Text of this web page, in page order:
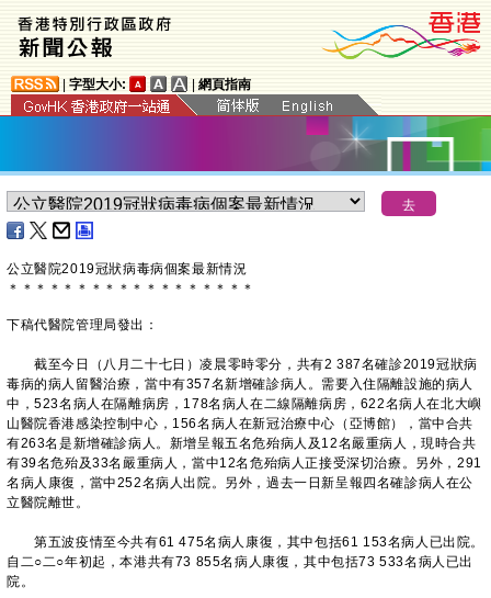
字型大小: 網頁指南
公立醫院2019冠狀病毒病個案最新情況
＊ ＊ ＊ ＊ ＊ ＊ ＊ ＊ ＊ ＊ ＊ ＊ ＊ ＊ ＊ ＊ ＊ ＊
下稿代醫院管理局發出：
截至今日（八月二十七日）凌晨零時零分，共有2 387名確診2019冠狀病
毒病的病人留醫治療，當中有357名新增確診病人。需要入住隔離設施的病人
中，523名病人在隔離病房，178名病人在二線隔離病房，622名病人在北大嶼
山醫院香港感染控制中心，156名病人在新冠治療中心（亞博館），當中合共
有263名是新增確診病人。新增呈報五名危殆病人及12名嚴重病人，現時合共
有39名危殆及33名嚴重病人，當中12名危殆病人正接受深切治療。另外，291
名病人康復，當中252名病人出院。另外，過去一日新呈報四名確診病人在公
立醫院離世。
第五波疫情至今共有61 475名病人康復，其中包括61 153名病人已出院。
自二○二○年初起，本港共有73 855名病人康復，其中包括73 533名病人已出
院。